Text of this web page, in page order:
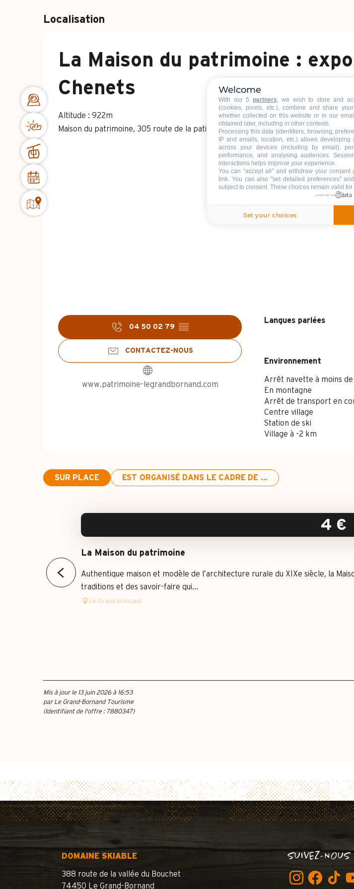
Localisation
La Maison du patrimoine :
Chenets
Altitude : 922m
Maison du patrimoine, 305 route de la patinoire, 74450 Le Grand-Bornand
04 50 02 79 ▒▒
CONTACTEZ-NOUS
www.patrimoine-legrandbornand.com
Langues parlées
Langues parlées
Environnement
Environnement
Arrêt navette à moins
En montagne
Arrêt de transport en
Centre village
Station de ski
Village à -2 km
SUR PLACE EST ORGANISÉ DANS LE CADRE DE ...
4 €
La Maison du patrimoine
Authentique maison et modèle de l’architecture rurale du XIXe siècle, la
traditions et des savoir-faire qui...
Le Grand-Bornand
Mis à jour le 13 juin 2026 à 16:53
par Le Grand-Bornand Tourisme
(Identifiant de l'offre : 7880347)
DOMAINE SKIABLE
388 route de la vallée du Bouchet
74450 Le Grand-Bornand
SUIVEZ-
Welcome
With our 5 partners, we wish to store and
(cookies, pixels, etc.), combine and share
whether collected on this website or in our
obtained later, including in other contexts.
Processing this data (identifiers, browsing,
IP and emails, location, etc.) allows
across your devices (including by email),
performance, and analysing audiences.
interactions helps improve your experience.
You can "accept all" and withdraw your
link. You can also "set detailed preferences"
subject to consent. These choices remain valid for
powered by
Set your choices